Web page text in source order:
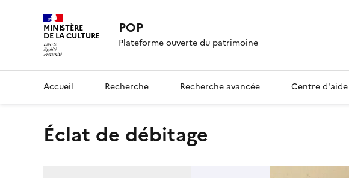
MINISTÈRE
DE LA CULTURE POP
Plateforme ouverte du patrimoine
Accueil Recherche Recherche avancée Centre d'aide
éclat de débitage